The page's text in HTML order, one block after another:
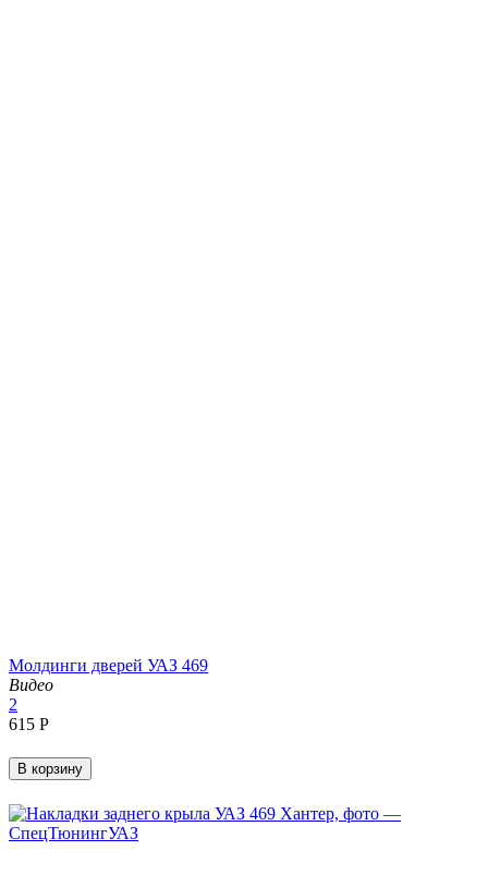
Молдинги дверей УАЗ 469
Видео
2
‍615‍ Р
В корзину